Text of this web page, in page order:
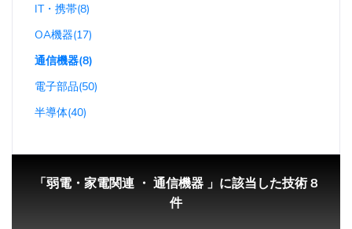
IT・携帯(8)
OA機器(17)
通信機器(8)
電子部品(50)
半導体(40)
「弱電・家電関連 ・ 通信機器 」に該当した技術 8
件